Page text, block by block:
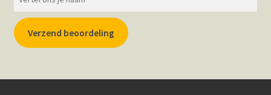
Verzend beoordeling